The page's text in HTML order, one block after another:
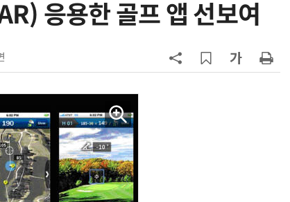
응용한 골프 앱 선보여
6
중고폰 안심 인증 50곳 돌파…고객
韓 앱스토어 시장 5년 만에 38조
8
LGU+, AIDC에 2조 투자…“외부 조
달 없이 단계적 확장”
9
국산 AI 반도체로 피지컬 AI 실증…
올해 600억 투입